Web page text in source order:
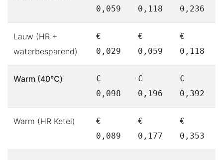
0,059
0,118
0,236
Lauw (HR +
waterbesparend)
€
0,029
€
0,059
€
0,118
Warm (40℃)
€
0,098
€
0,196
€
0,392
Warm (HR Ketel)
€
0,089
€
0,177
€
0,353